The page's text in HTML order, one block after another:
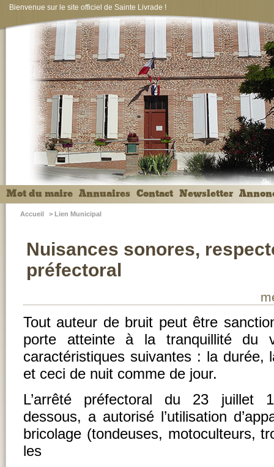
Bienvenue sur le site officiel de Sainte Livrade !
Mot du maire Annuaires Contact Newsletter
Accueil > Lien Municipal
Nuisances sonores,
préfectoral
Tout auteur de bruit peut être
porte atteinte à la tranquillité du
caractéristiques suivantes : la durée,
et ceci de nuit comme de jour.
L’arrêté préfectoral du 23 juillet
dessous, a autorisé l’utilisation
bricolage (tondeuses, motoculteurs,
les